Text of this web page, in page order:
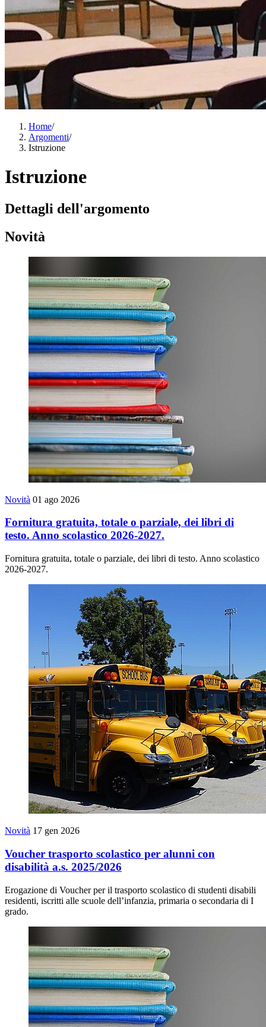
Home/
Argomenti/
Istruzione
Istruzione
Dettagli dell'argomento
Novità
Novità 01 ago 2026
Fornitura gratuita, totale o parziale, dei libri di
testo. Anno scolastico 2026-2027.
Fornitura gratuita, totale o parziale, dei libri di testo. Anno scolastico
2026-2027.
Novità 17 gen 2026
Voucher trasporto scolastico per alunni con
disabilità a.s. 2025/2026
Erogazione di Voucher per il trasporto scolastico di studenti disabili
residenti, iscritti alle scuole dell’infanzia, primaria o secondaria di I
grado.